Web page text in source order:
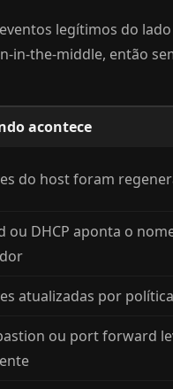
legítimos do
in-the-middle, então
acontece
do host foram
ou DHCP aponta o
atualizadas por
ou port forward